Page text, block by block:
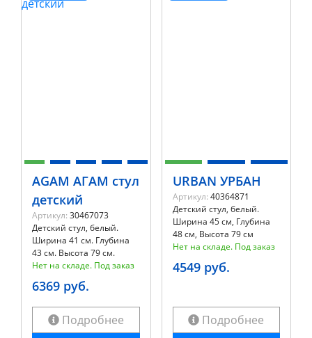
AGAM АГАМ стул
детский
Артикул: 30467073
Детский стул, белый.
Ширина 41 см. Глубина
43 см. Высота 79 см.
Нет на складе. Под заказ
6369 руб.
Подробнее
URBAN УРБАН
Артикул: 40364871
Детский стул, белый.
Ширина 45 см, Глубина
48 см, Высота 79 см
Нет на складе. Под заказ
4549 руб.
Подробнее